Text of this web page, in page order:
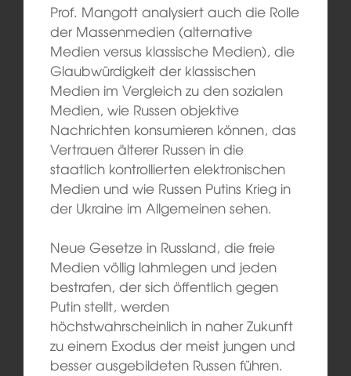
Prof. Mangott analysiert auch die Rolle
der Massenmedien (alternative
Medien versus klassische Medien), die
Glaubwürdigkeit der klassischen
Medien im Vergleich zu den sozialen
Medien, wie Russen objektive
Nachrichten konsumieren können, das
Vertrauen älterer Russen in die
staatlich kontrollierten elektronischen
Medien und wie Russen Putins Krieg in
der Ukraine im Allgemeinen sehen.
Neue Gesetze in Russland, die freie
Medien völlig lahmlegen und jeden
bestrafen, der sich öffentlich gegen
Putin stellt, werden
höchstwahrscheinlich in naher Zukunft
zu einem Exodus der meist jungen und
besser ausgebildeten Russen führen.